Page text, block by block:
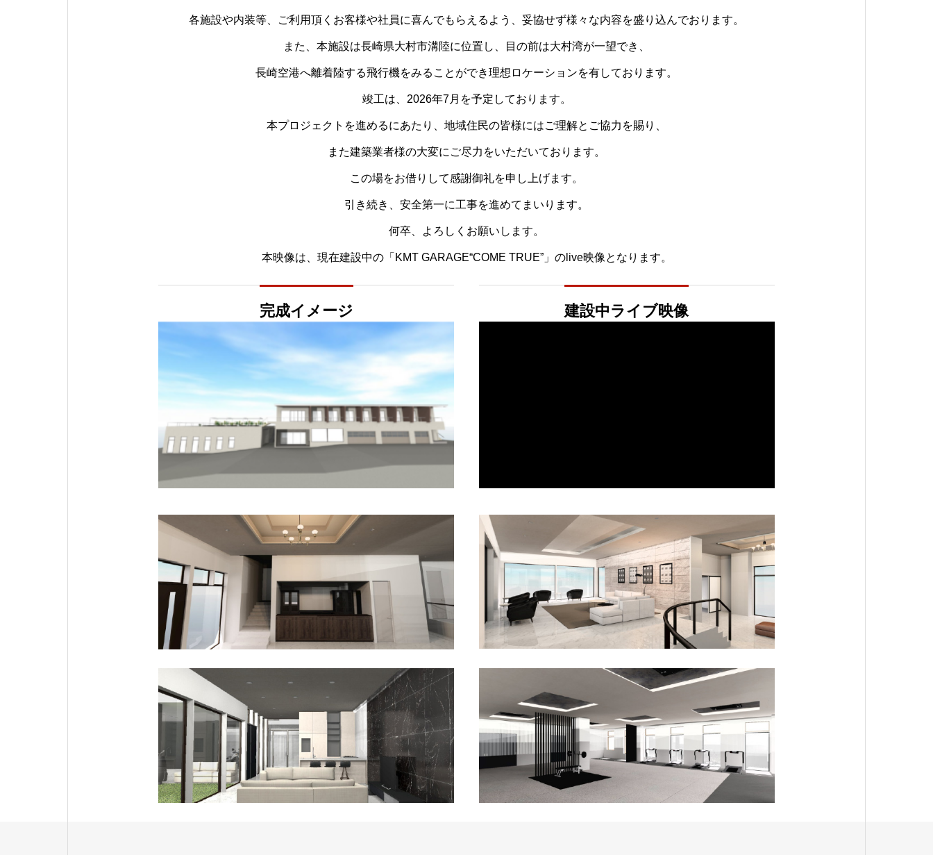
各施設や内装等、ご利用頂くお客様や社員に喜んでもらえるよう、妥協せず様々な内容を盛り込んでおります。
また、本施設は長崎県大村市溝陸に位置し、目の前は大村湾が一望でき、
長崎空港へ離着陸する飛行機をみることができ理想ロケーションを有しております。
竣工は、2026年7月を予定しております。
本プロジェクトを進めるにあたり、地域住民の皆様にはご理解とご協力を賜り、
また建築業者様の大変にご尽力をいただいております。
この場をお借りして感謝御礼を申し上げます。
引き続き、安全第一に工事を進めてまいります。
何卒、よろしくお願いします。
本映像は、現在建設中の「KMT GARAGE“COME TRUE”」のlive映像となります。
完成イメージ 建設中ライブ映像